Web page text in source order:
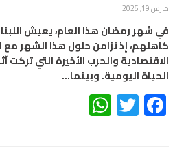
مارس 19, 2025
في شهر رمضان هذا العام، يعيش
كاهلهم، إذ تزامن حلول هذا الشهر مع
الاقتصادية والحرب الأخيرة التي تركت
الحياة اليومية. وبينما…
Facebook
Twitter